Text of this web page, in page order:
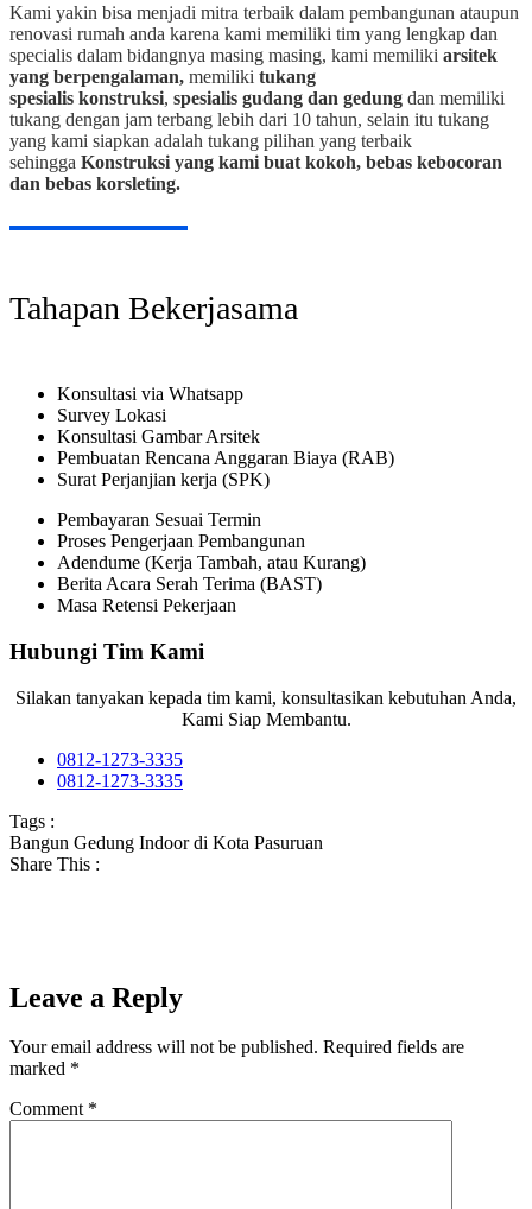
Kami yakin bisa menjadi mitra terbaik dalam pembangunan ataupun
renovasi rumah anda karena kami memiliki tim yang lengkap dan
specialis dalam bidangnya masing masing, kami memiliki arsitek
yang berpengalaman, memiliki tukang
spesialis konstruksi, spesialis gudang dan gedung dan memiliki
tukang dengan jam terbang lebih dari 10 tahun, selain itu tukang
yang kami siapkan adalah tukang pilihan yang terbaik
sehingga Konstruksi yang kami buat kokoh, bebas kebocoran
dan bebas korsleting.
Tahapan Bekerjasama
Konsultasi via Whatsapp
Survey Lokasi
Konsultasi Gambar Arsitek
Pembuatan Rencana Anggaran Biaya (RAB)
Surat Perjanjian kerja (SPK)
Pembayaran Sesuai Termin
Proses Pengerjaan Pembangunan
Adendume (Kerja Tambah, atau Kurang)
Berita Acara Serah Terima (BAST)
Masa Retensi Pekerjaan
Hubungi Tim Kami
Silakan tanyakan kepada tim kami, konsultasikan kebutuhan Anda,
Kami Siap Membantu.
0812-1273-3335
0812-1273-3335
Tags :
Bangun Gedung Indoor di Kota Pasuruan
Share This :
Leave a Reply
Your email address will not be published. Required fields are
marked *
Comment *